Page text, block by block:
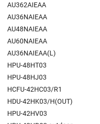
AU362AIEAA
AU36NAIEAA
AU48NAIEAA
AU60NAIEAA
AU36NAIEAA(L)
HPU-48HT03
HPU-48HJ03
HCFU-42HC03/R1
HDU-42HK03/H(OUT)
HPU-42HV03